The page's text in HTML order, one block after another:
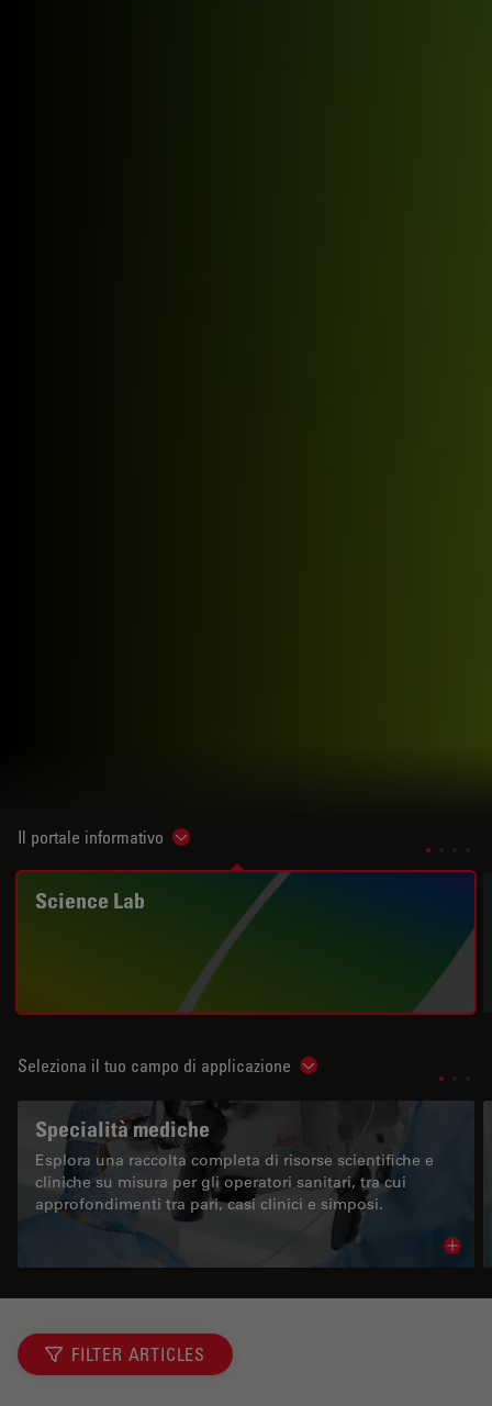
Il portale informativo Show subnavigation
Science Lab
Seleziona il tuo campo di applicazione Show subnavigation
Specialità mediche
Esplora una raccolta completa di risorse scientifiche e
cliniche su misura per gli operatori sanitari, tra cui
approfondimenti tra pari, casi clinici e simposi.
FILTER ARTICLES